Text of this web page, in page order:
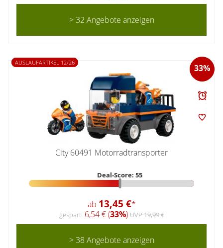
> 32 Angebote anzeigen
33%
AUSLAUFARTIKEL 12/26
City 60491 Motorradtransporter
Deal-Score: 55
ab 13,45 €*
gespart: 6,54 € (33%)UVP 19,99 €
> 38 Angebote anzeigen